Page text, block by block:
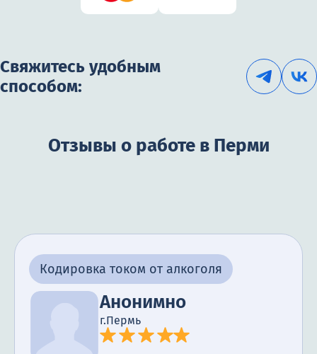
Свяжитесь удобным
способом:
Отзывы о работе в Перми
Кодировка током от алкоголя
Анонимно
г.Пермь